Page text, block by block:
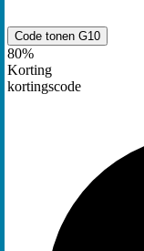
Code tonen G10
80%
Korting
kortingscode